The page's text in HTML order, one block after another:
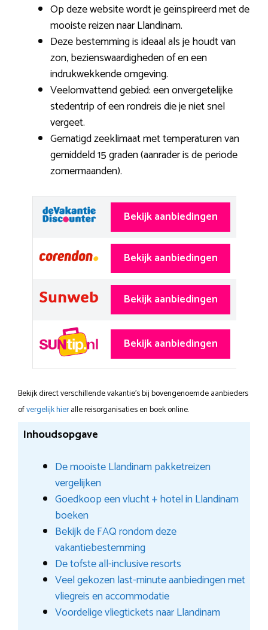
Op deze website wordt je geïnspireerd met de
mooiste reizen naar Llandinam.
Deze bestemming is ideaal als je houdt van
zon, bezienswaardigheden of en een
indrukwekkende omgeving.
Veelomvattend gebied: een onvergetelijke
stedentrip of een rondreis die je niet snel
vergeet.
Gematigd zeeklimaat met temperaturen van
gemiddeld 15 graden (aanrader is de periode
zomermaanden).
Bekijk aanbiedingen
Bekijk aanbiedingen
Bekijk aanbiedingen
Bekijk aanbiedingen
Bekijk direct verschillende vakantie's bij bovengenoemde aanbieders
ofvergelijk hieralle reisorganisaties en boek online.
Inhoudsopgave
De mooiste Llandinam pakketreizen
vergelijken
Goedkoop een vlucht + hotel in Llandinam
boeken
Bekijk de FAQ rondom deze
vakantiebestemming
De tofste all-inclusive resorts
Veel gekozen last-minute aanbiedingen met
vliegreis en accommodatie
Voordelige vliegtickets naar Llandinam